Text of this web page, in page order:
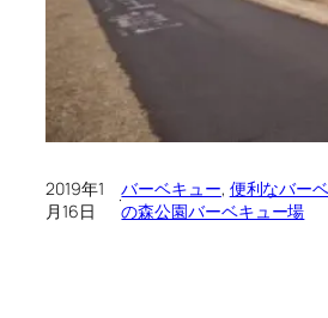
2019年1
月16日
·バーベキュー, 便利なバー
の森公園バーベキュー場